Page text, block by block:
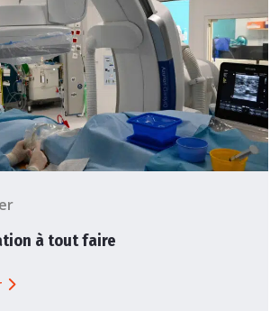
à tout faire